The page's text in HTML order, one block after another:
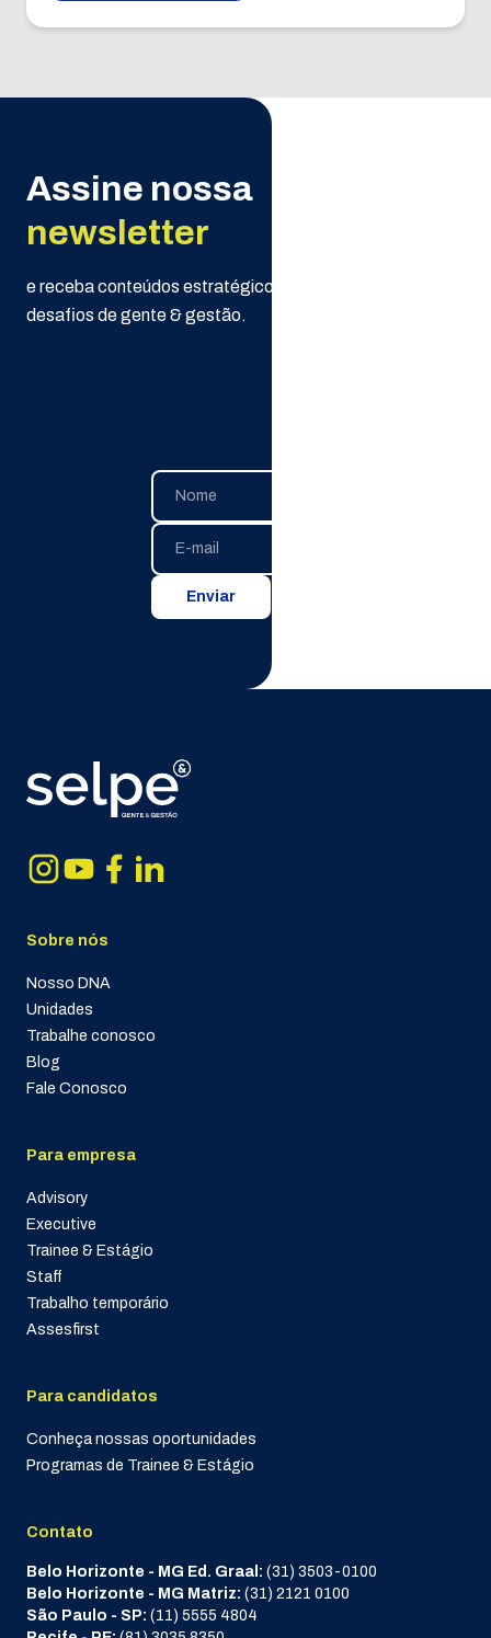
Assine nossa
newsletter
e receba conteúdos estratégicos da Selpe para seus
desafios de gente & gestão.
Enviar
Sobre nós
Nosso DNA
Unidades
Trabalhe conosco
Blog
Fale Conosco
Para empresa
Advisory
Executive
Trainee & Estágio
Staff
Trabalho temporário
Assesfirst
Para candidatos
Conheça nossas oportunidades
Programas de Trainee & Estágio
Contato
Belo Horizonte - MG Ed. Graal: (31) 3503-0100
Belo Horizonte - MG Matriz: (31) 2121 0100
São Paulo - SP: (11) 5555 4804